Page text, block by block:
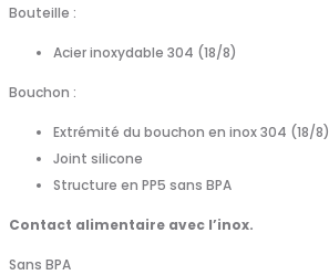
Bouteille :
Acier inoxydable 304 (18/8)
Bouchon :
Extrémité du bouchon en inox 304 (18/8)
Joint silicone
Structure en PP5 sans BPA
Contact alimentaire avec l’inox.
Sans BPA